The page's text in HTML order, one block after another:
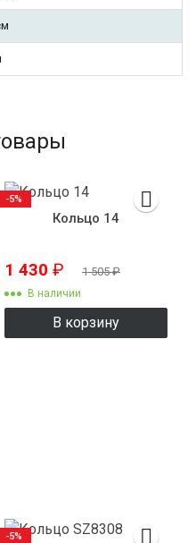
Кольцо 14
1 430 ₽ 1 505₽
В наличии
В корзину
-5%
-5%